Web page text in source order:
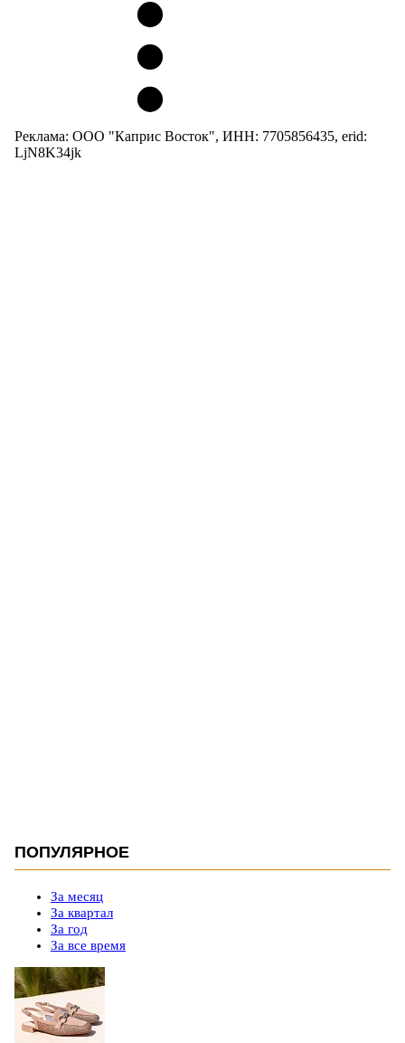
Реклама: ООО "Каприс Восток", ИНН: 7705856435, erid:
LjN8K34jk
ПОПУЛЯРНОЕ
За месяц
За квартал
За год
За все время